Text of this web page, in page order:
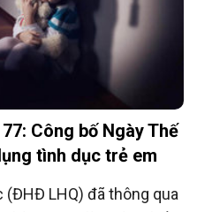
Công bố Ngày Thế
tình dục trẻ em
LHQ) đã thông qua